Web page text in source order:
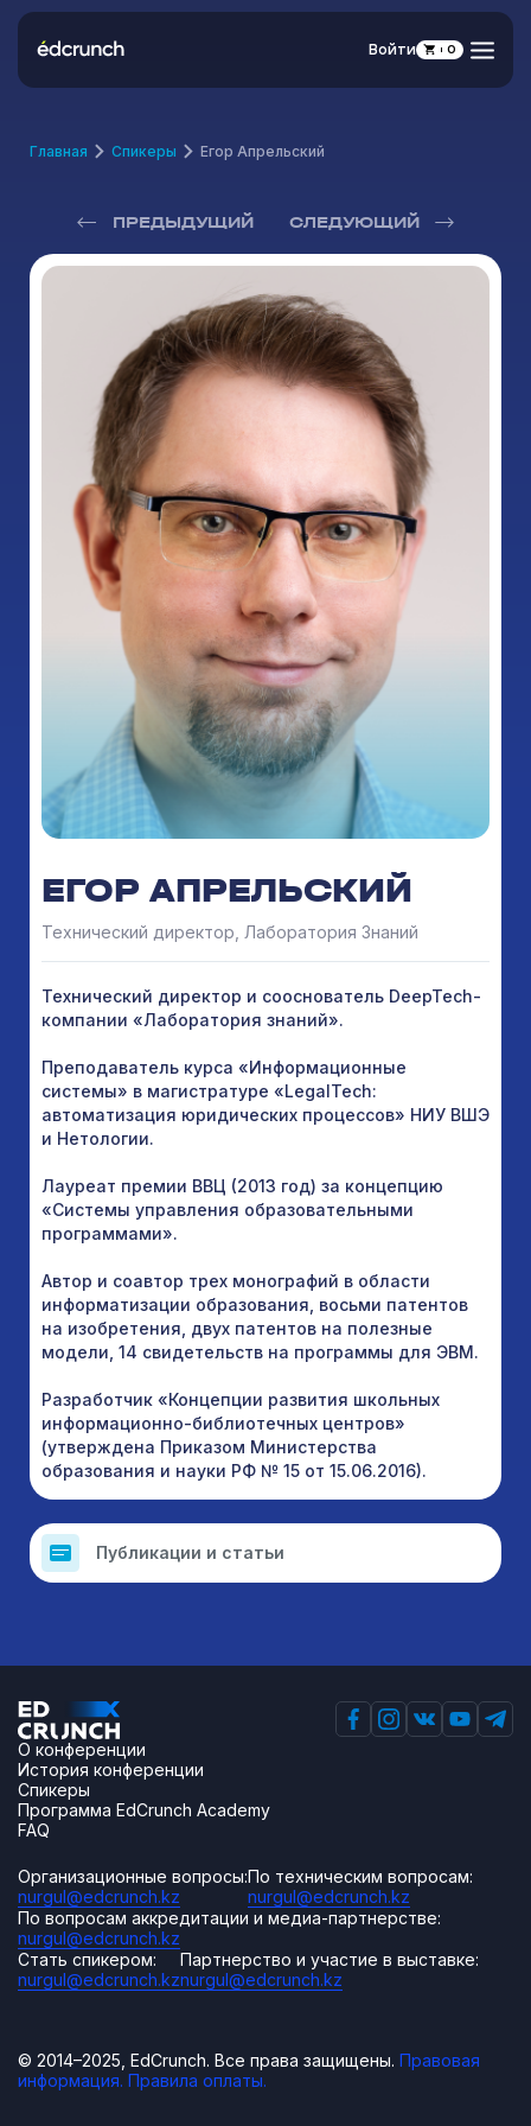
Войти 0
Главная Спикеры Егор Апрельский
ПРЕДЫДУЩИЙ СЛЕДУЮЩИЙ
ЕГОР АПРЕЛЬСКИЙ
Технический директор, Лаборатория Знаний
Технический директор и сооснователь DeepTech-
компании «Лаборатория знаний».
Преподаватель курса «Информационные
системы» в магистратуре «LegalTech:
автоматизация юридических процессов» НИУ ВШЭ
и Нетологии.
Лауреат премии ВВЦ (2013 год) за концепцию
«Системы управления образовательными
программами».
Автор и соавтор трех монографий в области
информатизации образования, восьми патентов
на изобретения, двух патентов на полезные
модели, 14 свидетельств на программы для ЭВМ.
Разработчик «Концепции развития школьных
информационно-библиотечных центров»
(утверждена Приказом Министерства
образования и науки РФ № 15 от 15.06.2016).
Публикации и статьи
О конференции
История конференции
Спикеры
Программа EdCrunch Academy
FAQ
Организационные вопросы:
nurgul@edcrunch.kz
По техническим вопросам:
nurgul@edcrunch.kz
По вопросам аккредитации и медиа-партнерстве:
nurgul@edcrunch.kz
Стать спикером:
nurgul@edcrunch.kz
Партнерство и участие в выставке:
nurgul@edcrunch.kz
© 2014–2025, EdCrunch. Все права защищены. Правовая
информация. Правила оплаты.